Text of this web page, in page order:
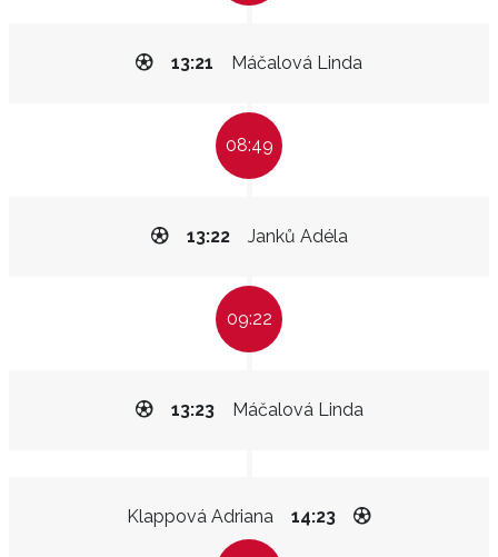
Máčalová Linda
13:21
08:49
Janků Adéla
13:22
09:22
Máčalová Linda
13:23
Klappová Adriana 14:23